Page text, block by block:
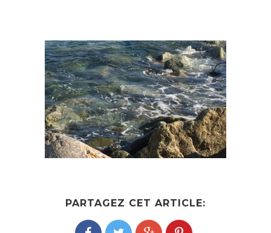
PARTAGEZ CET ARTICLE: